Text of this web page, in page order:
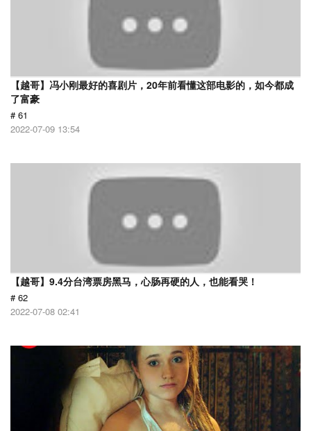
【越哥】冯小刚最好的喜剧片，20年前看懂这部电影的，如今都成
了富豪
# 61
2022-07-09 13:54
【越哥】9.4分台湾票房黑马，心肠再硬的人，也能看哭！
# 62
2022-07-08 02:41